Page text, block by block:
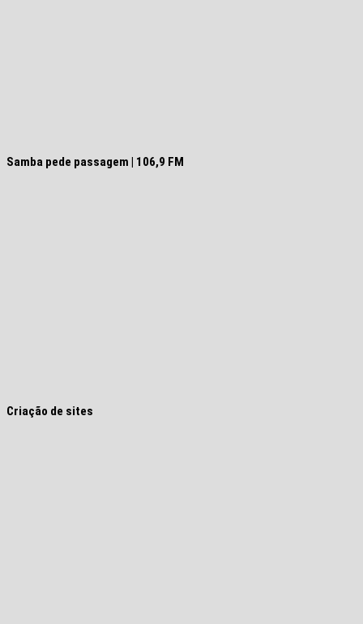
Samba pede passagem | 106,9 FM
Criação de sites